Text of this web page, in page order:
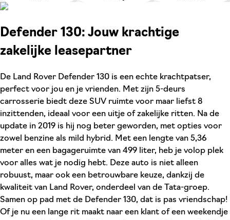
Defender 130: Jouw krachtige
zakelijke leasepartner
De Land Rover Defender 130 is een echte krachtpatser,
perfect voor jou en je vrienden. Met zijn 5-deurs
carrosserie biedt deze SUV ruimte voor maar liefst 8
inzittenden, ideaal voor een uitje of zakelijke ritten. Na de
update in 2019 is hij nog beter geworden, met opties voor
zowel benzine als mild hybrid. Met een lengte van 5,36
meter en een bagageruimte van 499 liter, heb je volop plek
voor alles wat je nodig hebt. Deze auto is niet alleen
robuust, maar ook een betrouwbare keuze, dankzij de
kwaliteit van Land Rover, onderdeel van de Tata-groep.
Samen op pad met de Defender 130, dat is pas vriendschap!
Of je nu een lange rit maakt naar een klant of een weekendje